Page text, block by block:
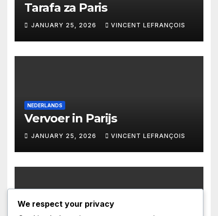
Tarafa za Paris
JANUARY 25, 2026 VINCENT LEFRANÇOIS
NEDERLANDS
Vervoer in Parijs
JANUARY 25, 2026 VINCENT LEFRANÇOIS
We respect your privacy